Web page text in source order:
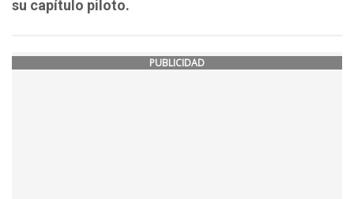
su capítulo piloto.
PUBLICIDAD